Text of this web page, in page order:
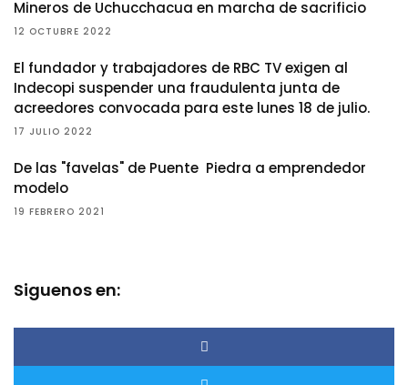
Mineros de Uchucchacua en marcha de sacrificio
12 OCTUBRE 2022
El fundador y trabajadores de RBC TV exigen al
Indecopi suspender una fraudulenta junta de
acreedores convocada para este lunes 18 de julio.
17 JULIO 2022
De las "favelas" de Puente Piedra a emprendedor
modelo
19 FEBRERO 2021
Siguenos en: